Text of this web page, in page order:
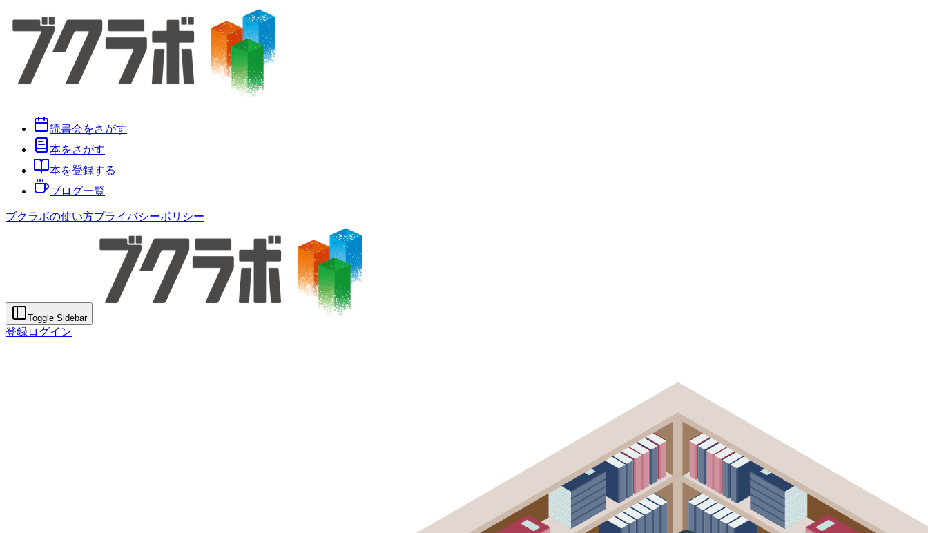
読書会をさがす
本をさがす
本を登録する
ブログ一覧
ブクラボの使い方プライバシーポリシー
Toggle Sidebar
登録ログイン